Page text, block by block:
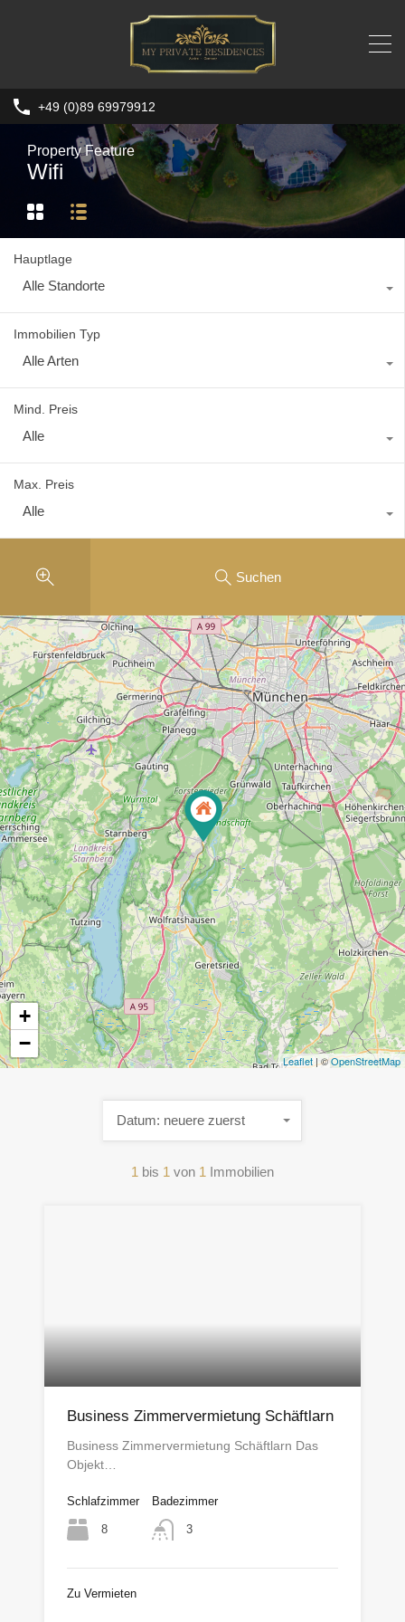
+49 (0)89 69979912
Property Feature
Wifi
Hauptlage
Alle Standorte
Immobilien Typ
Alle Arten
Mind. Preis
Alle
Max. Preis
Alle
Suchen
+
−
Leaflet | ©OpenStreetMap
1 bis 1 von 1 Immobilien
Datum: neuere zuerst
Business Zimmervermietung Schäftlarn
Business Zimmervermietung Schäftlarn Das
Objekt…
Schlafzimmer
8
Badezimmer
3
Zu Vermieten